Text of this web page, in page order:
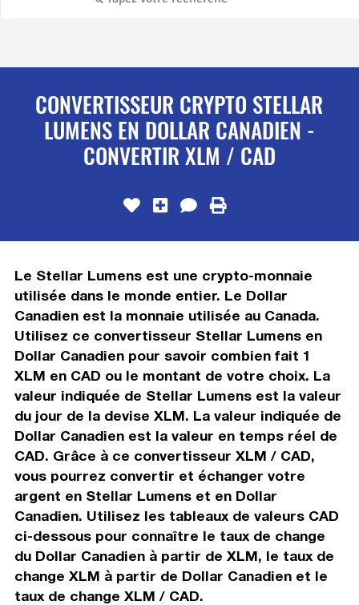
CONVERTISSEUR CRYPTO STELLAR
LUMENS EN DOLLAR CANADIEN -
CONVERTIR XLM / CAD
Le Stellar Lumens est une crypto-monnaie
utilisée dans le monde entier. Le Dollar
Canadien est la monnaie utilisée au Canada.
Utilisez ce convertisseur Stellar Lumens en
Dollar Canadien pour savoir combien fait 1
XLM en CAD ou le montant de votre choix. La
valeur indiquée de Stellar Lumens est la valeur
du jour de la devise XLM. La valeur indiquée de
Dollar Canadien est la valeur en temps réel de
CAD. Grâce à ce convertisseur XLM / CAD,
vous pourrez convertir et échanger votre
argent en Stellar Lumens et en Dollar
Canadien. Utilisez les tableaux de valeurs CAD
ci-dessous pour connaître le taux de change
du Dollar Canadien à partir de XLM, le taux de
change XLM à partir de Dollar Canadien et le
taux de change XLM / CAD.